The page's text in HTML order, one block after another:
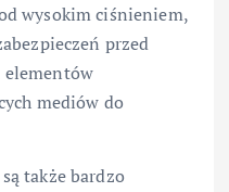
wysokim ciśnieniem,
przed
elementów
mediów do
także bardzo